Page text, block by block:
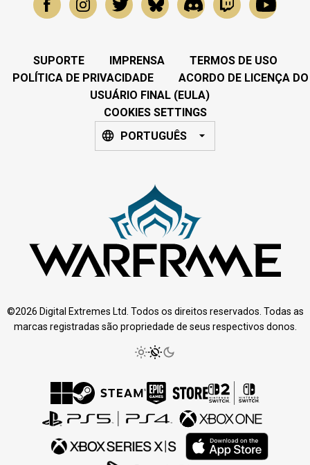
SUPORTE IMPRENSA
TERMOS DE USO
POLÍTICA DE PRIVACIDADE
ACORDO DE LICENÇA DO
USUÁRIO FINAL (EULA)
COOKIES SETTINGS
PORTUGUÊS
©2026 Digital Extremes Ltd. Todos os direitos reservados. Todas as
marcas registradas são propriedade de seus respectivos donos.